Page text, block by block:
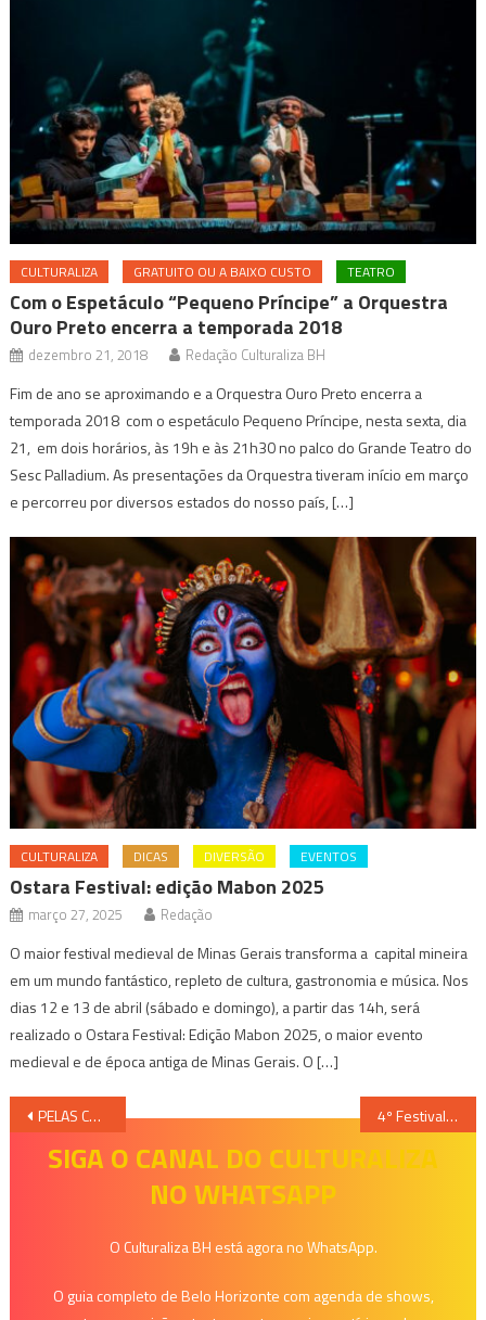
CULTURALIZA GRATUITO OU A BAIXO CUSTO TEATRO
Com o Espetáculo “Pequeno Príncipe” a Orquestra
Ouro Preto encerra a temporada 2018
dezembro 21, 2018 Redação Culturaliza BH
Fim de ano se aproximando e a Orquestra Ouro Preto encerra a
temporada 2018 com o espetáculo Pequeno Príncipe, nesta sexta, dia
21, em dois horários, às 19h e às 21h30 no palco do Grande Teatro do
Sesc Palladium. As presentações da Orquestra tiveram início em março
e percorreu por diversos estados do nosso país, […]
CULTURALIZA DICAS DIVERSÃO EVENTOS
Ostara Festival: edição Mabon 2025
março 27, 2025 Redação
O maior festival medieval de Minas Gerais transforma a capital mineira
em um mundo fantástico, repleto de cultura, gastronomia e música. Nos
dias 12 e 13 de abril (sábado e domingo), a partir das 14h, será
realizado o Ostara Festival: Edição Mabon 2025, o maior evento
medieval e de época antiga de Minas Gerais. O […]
Navegação
PELAS CORDAS DO CORAÇÃO 4º Festival Mineiro de Pole Dance reúne artistas premiados e mostra a versatilidade da arte
SIGA O CANAL DO CULTURALIZA
NO WHATSAPP
O Culturaliza BH está agora no WhatsApp.
O guia completo de Belo Horizonte com agenda de shows,